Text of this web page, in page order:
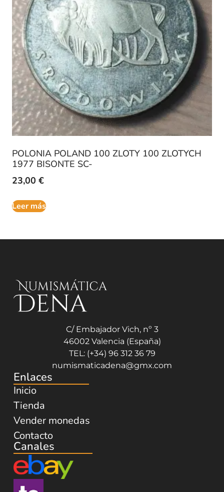
POLONIA POLAND 100 ZLOTY 100 ZLOTYCH
1977 BISONTE SC-
23,00 €
Leer más
C/ Embajador Vich, nº 3
46002 Valencia (España)
TEL: (+34) 96 312 36 79
numismaticadena@gmx.com
Enlaces
Inicio
Tienda
Vender monedas
Contacto
Canales